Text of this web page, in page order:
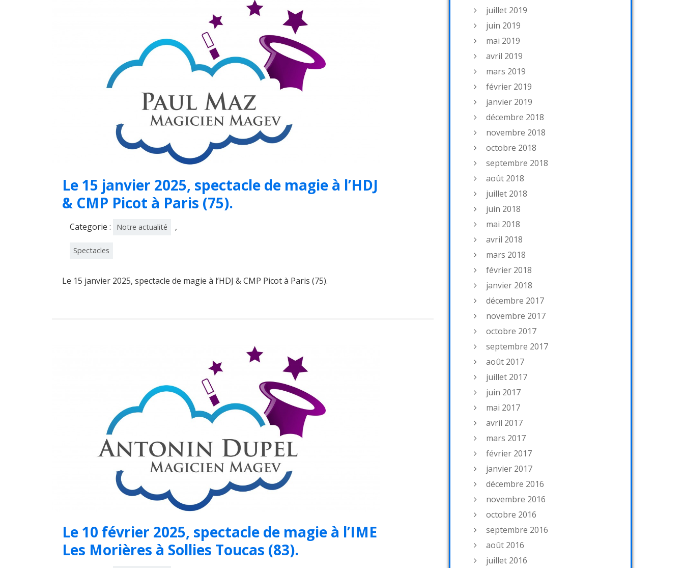
Le 15 janvier 2025, spectacle de magie à l’HDJ
& CMP Picot à Paris (75).
Categorie : Notre actualité ,
Spectacles
Le 15 janvier 2025, spectacle de magie à l’HDJ & CMP Picot à Paris (75).
Le 10 février 2025, spectacle de magie à l’IME
Les Morières à Sollies Toucas (83).
juillet 2019
juin 2019
mai 2019
avril 2019
mars 2019
février 2019
janvier 2019
décembre 2018
novembre 2018
octobre 2018
septembre 2018
août 2018
juillet 2018
juin 2018
mai 2018
avril 2018
mars 2018
février 2018
janvier 2018
décembre 2017
novembre 2017
octobre 2017
septembre 2017
août 2017
juillet 2017
juin 2017
mai 2017
avril 2017
mars 2017
février 2017
janvier 2017
décembre 2016
novembre 2016
octobre 2016
septembre 2016
août 2016
juillet 2016